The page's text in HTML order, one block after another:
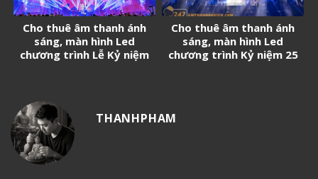
Cho thuê âm thanh ánh
sáng, màn hình Led
chương trình Lễ Kỷ niệm
Cho thuê âm thanh ánh
sáng, màn hình Led
chương trình Kỷ niệm 25
THANHPHAM